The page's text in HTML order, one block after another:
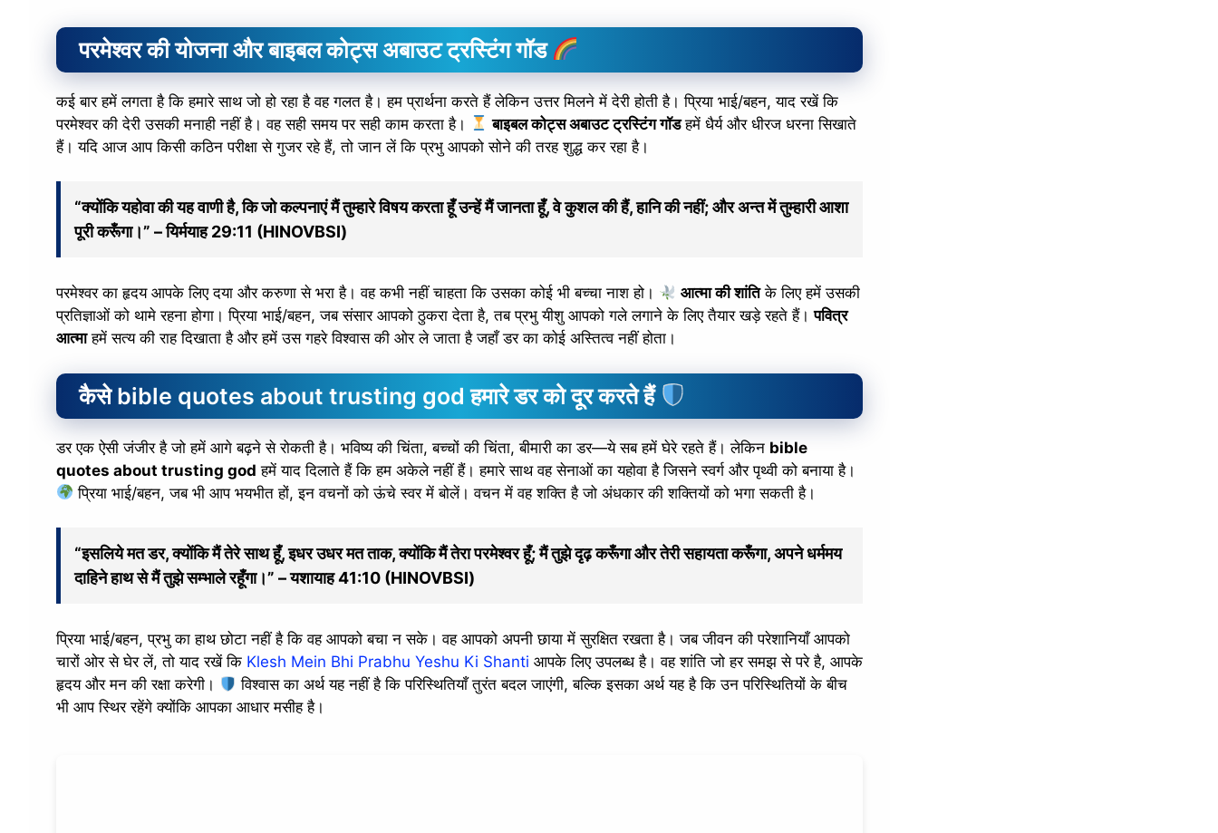
परमेश्वर की योजना और बाइबल कोट्स अबाउट ट्रस्टिंग गॉड
कई बार हमें लगता है कि हमारे साथ जो हो रहा है वह गलत है। हम प्रार्थना करते हैं लेकिन उत्तर मिलने में देरी होती है। प्रिया भाई/बहन, याद रखें कि
परमेश्वर की देरी उसकी मनाही नहीं है। वह सही समय पर सही काम करता है।
बाइबल कोट्स अबाउट ट्रस्टिंग गॉडहमें धैर्य और धीरज धरना सिखाते
हैं। यदि आज आप किसी कठिन परीक्षा से गुजर रहे हैं, तो जान लें कि प्रभु आपको सोने की तरह शुद्ध कर रहा है।
“क्योंकि यहोवा की यह वाणी है, कि जो कल्पनाएं मैं तुम्हारे विषय करता हूँ उन्हें मैं जानता हूँ, वे कुशल की हैं, हानि की नहीं; और अन्त में तुम्हारी आशा
पूरी करूँगा।” – यिर्मयाह 29:11 (HINOVBSI)
परमेश्वर का हृदय आपके लिए दया और करुणा से भरा है। वह कभी नहीं चाहता कि उसका कोई भी बच्चा नाश हो। आत्मा की शांतिके लिए हमें उसकी
प्रतिज्ञाओं को थामे रहना होगा। प्रिया भाई/बहन, जब संसार आपको ठुकरा देता है, तब प्रभु यीशु आपको गले लगाने के लिए तैयार खड़े रहते हैं।पवित्र
आत्माहमें सत्य की राह दिखाता है और हमें उस गहरे विश्वास की ओर ले जाता है जहाँ डर का कोई अस्तित्व नहीं होता।
कैसे bible quotes about trusting god हमारे डर को दूर करते हैं
डर एक ऐसी जंजीर है जो हमें आगे बढ़ने से रोकती है। भविष्य की चिंता, बच्चों की चिंता, बीमारी का डर—ये सब हमें घेरे रहते हैं। लेकिन bible
quotes about trusting god हमें याद दिलाते हैं कि हम अकेले नहीं हैं। हमारे साथ वह सेनाओं का यहोवा है जिसने स्वर्ग और पृथ्वी को बनाया है।
प्रिया भाई/बहन, जब भी आप भयभीत हों, इन वचनों को ऊंचे स्वर में बोलें। वचन में वह शक्ति है जो अंधकार की शक्तियों को भगा सकती है।
“इसलिये मत डर, क्योंकि मैं तेरे साथ हूँ, इधर उधर मत ताक, क्योंकि मैं तेरा परमेश्वर हूँ; मैं तुझे दृढ़ करूँगा और तेरी सहायता करूँगा, अपने धर्ममय
दाहिने हाथ से मैं तुझे सम्भाले रहूँगा।” – यशायाह 41:10 (HINOVBSI)
प्रिया भाई/बहन, प्रभु का हाथ छोटा नहीं है कि वह आपको बचा न सके। वह आपको अपनी छाया में सुरक्षित रखता है। जब जीवन की परेशानियाँ आपको
चारों ओर से घेर लें, तो याद रखें कि Klesh Mein Bhi Prabhu Yeshu Ki Shanti आपके लिए उपलब्ध है। वह शांति जो हर समझ से परे है, आपके
हृदय और मन की रक्षा करेगी।
विश्वास का अर्थ यह नहीं है कि परिस्थितियाँ तुरंत बदल जाएंगी, बल्कि इसका अर्थ यह है कि उन परिस्थितियों के बीच
भी आप स्थिर रहेंगे क्योंकि आपका आधार मसीह है।